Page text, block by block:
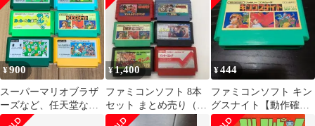
¥900
スーパーマリオブラザ
ーズなど、任天堂など
のファミコン６本セッ
¥1,400
ファミコンソフト 8本
セット まとめ売り（ド
ンキーコング／ドラゴ
¥444
ファミコンソフト キン
グスナイト【動作確認
済み】